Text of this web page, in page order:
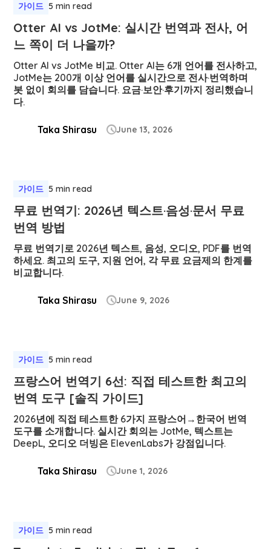
가이드 5 min read
Otter AI vs JotMe: 실시간 번역과 전사, 어
느 쪽이 더 나을까?
Otter AI vs JotMe 비교. Otter AI는 6개 언어를 전사하고,
JotMe는 200개 이상 언어를 실시간으로 전사·번역하며
봇 없이 회의를 담습니다. 요금·보안·후기까지 정리했습니
다.
Taka Shirasu June 13, 2026
가이드 5 min read
무료 번역기: 2026년 텍스트·음성·문서 무료
번역 방법
무료 번역기로 2026년 텍스트, 음성, 오디오, PDF를 번역
하세요. 최고의 도구, 지원 언어, 각 무료 요금제의 한계를
비교합니다.
Taka Shirasu June 9, 2026
가이드 5 min read
프랑스어 번역기 6선: 직접 테스트한 최고의
번역 도구 [솔직 가이드]
2026년에 직접 테스트한 6가지 프랑스어→한국어 번역
도구를 소개합니다. 실시간 회의는 JotMe, 텍스트는
DeepL, 오디오 더빙은 ElevenLabs가 강점입니다.
Taka Shirasu June 1, 2026
가이드 5 min read